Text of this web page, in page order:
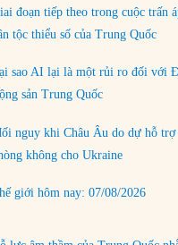
để kết thúc Chiến tranh Iran?
kế tiếp của Bắc Kinh ở Biển Đông
giới mới: Các nước nhỏ sẽ luôn
đoạn tiếp theo trong cuộc trấn
tộc thiểu số của Trung Quốc
sao AI lại là một rủi ro đối với
sản Trung Quốc
nguy khi Châu Âu do dự hỗ trợ
không cho Ukraine
giới hôm nay: 07/08/2026